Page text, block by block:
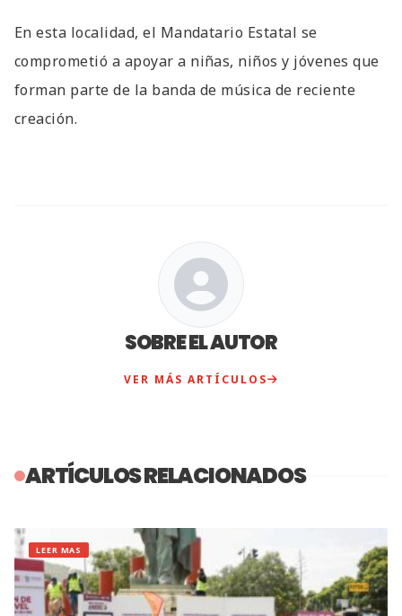
En esta localidad, el Mandatario Estatal se
comprometió a apoyar a niñas, niños y jóvenes que
forman parte de la banda de música de reciente
creación.
SOBRE EL AUTOR
VER MÁS ARTÍCULOS
ARTÍCULOS RELACIONADOS
LEER MAS